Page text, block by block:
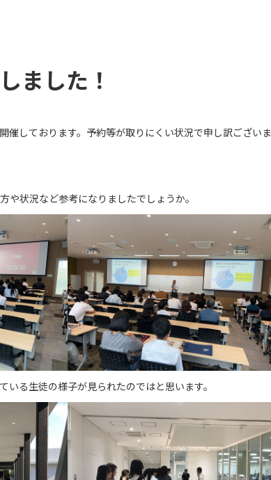
ました！
しております。予約等が取りにくい状況で申し訳ございま
状況など参考になりましたでしょうか。
る生徒の様子が見られたのではと思います。